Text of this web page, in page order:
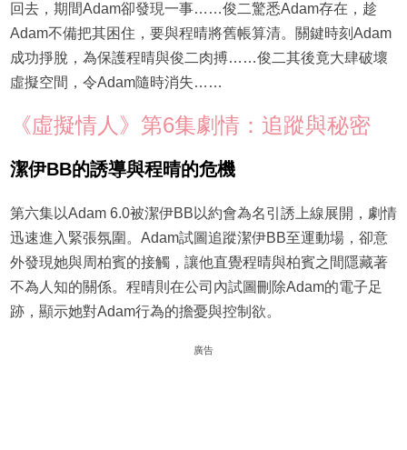
回去，期間Adam卻發現一事……俊二驚悉Adam存在，趁
Adam不備把其困住，要與程晴將舊帳算清。關鍵時刻Adam
成功掙脫，為保護程晴與俊二肉搏……俊二其後竟大肆破壞
虛擬空間，令Adam隨時消失……
《虛擬情人》第6集劇情：追蹤與秘密
潔伊BB的誘導與程晴的危機
第六集以Adam 6.0被潔伊BB以約會為名引誘上線展開，劇情
迅速進入緊張氛圍。Adam試圖追蹤潔伊BB至運動場，卻意
外發現她與周柏賓的接觸，讓他直覺程晴與柏賓之間隱藏著
不為人知的關係。程晴則在公司內試圖刪除Adam的電子足
跡，顯示她對Adam行為的擔憂與控制欲。
廣告